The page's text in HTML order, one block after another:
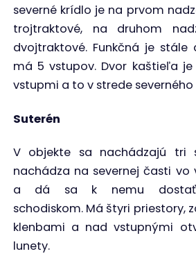
severné krídlo je na prvom
trojtraktové, na druhom
dvojtraktové. Funkčná je stále
má 5 vstupov. Dvor kaštieľa
vstupmi a to v strede severného
Suterén
V objekte sa nachádzajú tri
nachádza na severnej časti
a dá sa k nemu dostať
schodiskom. Má štyri priestory,
klenbami a nad vstupnými
lunety.